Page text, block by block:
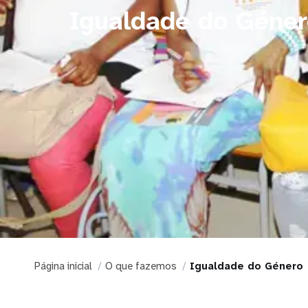
Igualdade do
Página inicial O que fazemos Igualdade do Género